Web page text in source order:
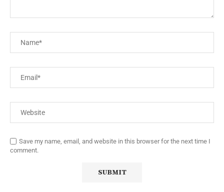
Save my name, email, and website in this browser for the next time I
comment.